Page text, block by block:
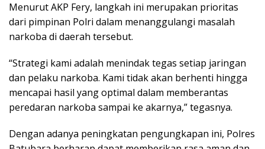
Menurut AKP Fery, langkah ini merupakan prioritas
dari pimpinan Polri dalam menanggulangi masalah
narkoba di daerah tersebut.
“Strategi kami adalah menindak tegas setiap jaringan
dan pelaku narkoba. Kami tidak akan berhenti hingga
mencapai hasil yang optimal dalam memberantas
peredaran narkoba sampai ke akarnya,” tegasnya.
Dengan adanya peningkatan pengungkapan ini, Polres